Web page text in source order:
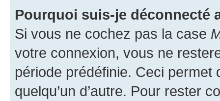
Pourquoi suis-je déconnecté
Si vous ne cochez pas la case
votre connexion, vous ne
période prédéfinie. Ceci permet
quelqu’un d’autre. Pour rester